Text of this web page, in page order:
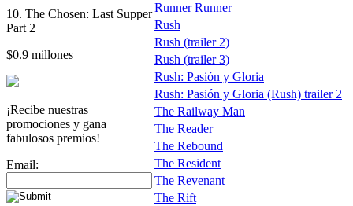
10. The Chosen: Last Supper
Part 2
$0.9 millones
¡Recibe nuestras
promociones y gana
fabulosos premios!
Email:
Runner Runner
Rush
Rush (trailer 2)
Rush (trailer 3)
Rush: Pasión y Gloria
Rush: Pasión y Gloria (Rush) trailer 2
The Railway Man
The Reader
The Rebound
The Resident
The Revenant
The Rift